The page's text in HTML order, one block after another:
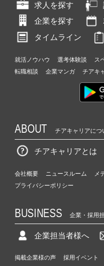
求人を探す
企業を探す
タイムライン
就活ノウハウ 選考体験談 ス
転職相談
企業マンガ チアキ
ABOUT チアキャリアにつ
チアキャリアとは
会社概要 ニュースルーム
メ
プライバシーポリシー
BUSINESS 企業・採用
企業担当者様へ
掲載企業様の声 採用イベント